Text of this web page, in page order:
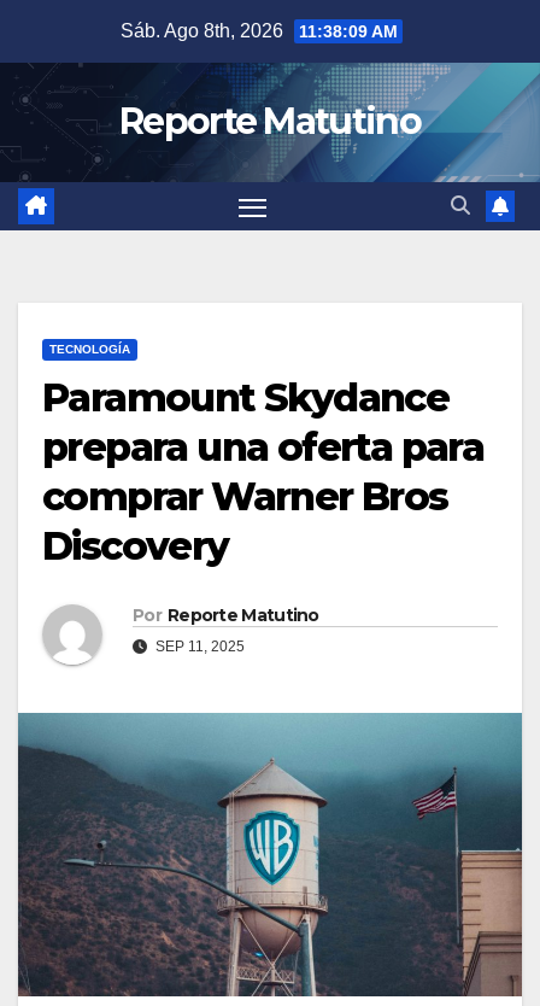
contenido
Sáb. Ago 8th, 2026 11:38:10 AM
Reporte Matutino
TECNOLOGÍA
Paramount Skydance
prepara una oferta para
comprar Warner Bros
Discovery
Por Reporte Matutino
SEP 11, 2025